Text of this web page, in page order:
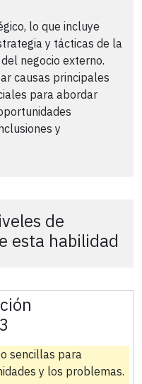
lo que incluye
y tácticas de la
negocio externo.
causas principales
para abordar
y
de
esta habilidad
sencillas para
y los problemas.